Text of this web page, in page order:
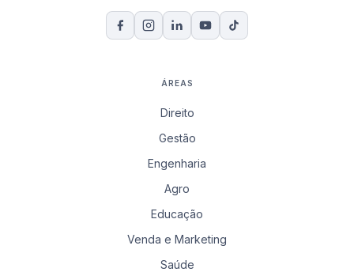
ÁREAS
Direito
Gestão
Engenharia
Agro
Educação
Venda e Marketing
Saúde